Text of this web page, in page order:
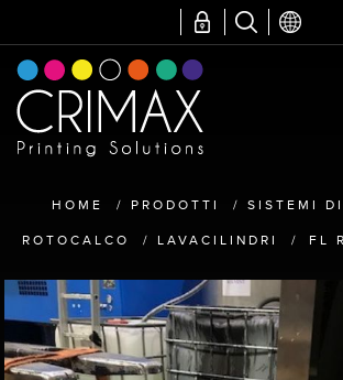
HOME / PRODOTTI / SISTEMI
ROTOCALCO / LAVACILINDRI / FL